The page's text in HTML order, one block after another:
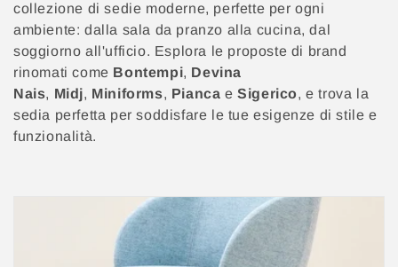
Z
I
O
N
E
:
collezione di sedie moderne, perfette per ogni
ambiente: dalla sala da pranzo alla cucina, dal
soggiorno all'ufficio. Esplora le proposte di brand
rinomati come Bontempi, Devina
Nais, Midj, Miniforms, Pianca eSigerico, e trova la
sedia perfetta per soddisfare le tue esigenze di stile e
funzionalità.